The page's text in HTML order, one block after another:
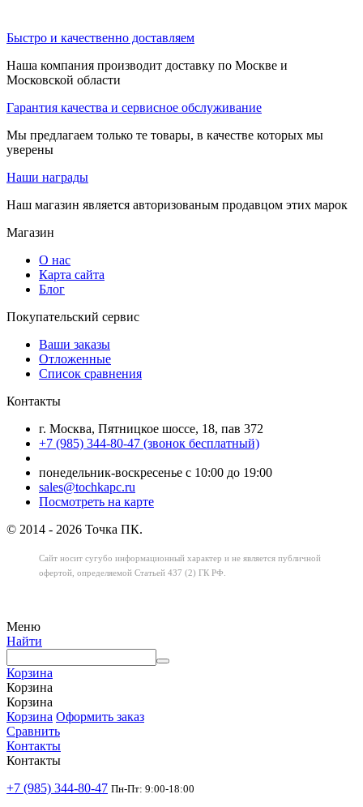
Быстро и качественно доставляем
Наша компания производит доставку по Москве и
Московской области
Гарантия качества и сервисное обслуживание
Мы предлагаем только те товары, в качестве которых мы
уверены
Наши награды
Наш магазин является авторизованым продавцом этих марок
Магазин
О нас
Карта сайта
Блог
Покупательский сервис
Ваши заказы
Отложенные
Список сравнения
Контакты
г. Москва, Пятницкое шоссе, 18, пав 372
+7 (985) 344-80-47 (звонок бесплатный)
понедельник-воскресенье с 10:00 до 19:00
sales@tochkapc.ru
Посмотреть на карте
© 2014 - 2026 Точка ПК.
Сайт носит сугубо информационный характер и не является публичной
офертой, определяемой Статьей 437 (2) ГК РФ.
Меню
Найти
Корзина
Корзина
Корзина
Корзина Оформить заказ
Сравнить
Контакты
Контакты
+7 (985) 344-80-47 Пн-Пт: 9:00-18:00